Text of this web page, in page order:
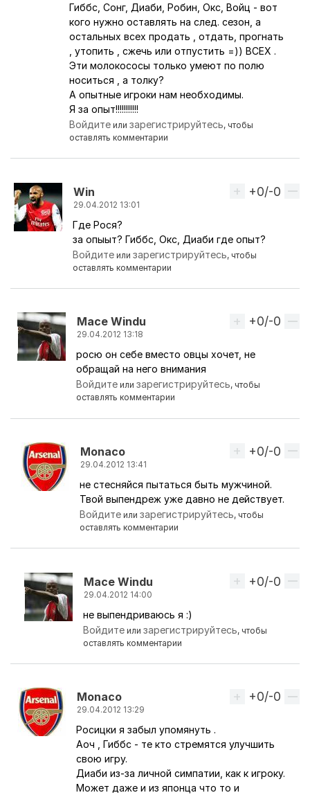
Гиббс, Сонг, Диаби, Робин, Окс, Войц - вот
кого нужно оставлять на след. сезон, а
остальных всех продать , отдать, прогнать
, утопить , сжечь или отпустить =)) ВСЕХ .
Эти молокососы только умеют по полю
носиться , а толку?
А опытные игроки нам необходимы.
Я за опыт!!!!!!!!!!!
Войдите илизарегистрируйтесь, чтобы
оставлять комментарии
Win
29.04.2012 13:01
Ответ на комментарий пользователяMonaco
Вверх
+0/-0
Где Рося?
за опыыт? Гиббс, Окс, Диаби где опыт?
Войдите илизарегистрируйтесь, чтобы
оставлять комментарии
Mace Windu
29.04.2012 13:18
Ответ на комментарий пользователя
Вверх
+0/-0
росю он себе вместо овцы хочет, не
обращай на него внимания
Войдите илизарегистрируйтесь, чтобы
оставлять комментарии
Monaco
29.04.2012 13:41
Ответ на комментарий пользователяMace
Вверх
+0/-0
не стесняйся пытаться быть мужчиной.
Твой выпендреж уже давно не действует.
Войдите илизарегистрируйтесь, чтобы
оставлять комментарии
Mace Windu
29.04.2012 14:00
Ответ на комментарий пользователяMonaco
Вверх
+0/-0
не выпендриваюсь я :)
Войдите илизарегистрируйтесь, чтобы
оставлять комментарии
Monaco
29.04.2012 13:29
Ответ на комментарий пользователяWin
Вверх
+0/-0
Росицки я забыл упомянуть .
Аоч , Гиббс - те кто стремятся улучшить
свою игру.
Диаби из-за личной симпатии, как к игроку.
Может даже и из японца что то и